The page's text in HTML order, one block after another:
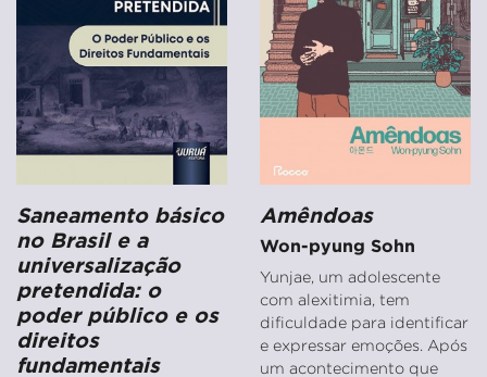
Saneamento básico
no Brasil e a
universalização
pretendida: o
poder público e os
direitos
fundamentais
Amêndoas
Won-pyung Sohn
Yunjae, um adolescente
com alexitimia, tem
dificuldade para identificar
e expressar emoções. Após
um acontecimento que